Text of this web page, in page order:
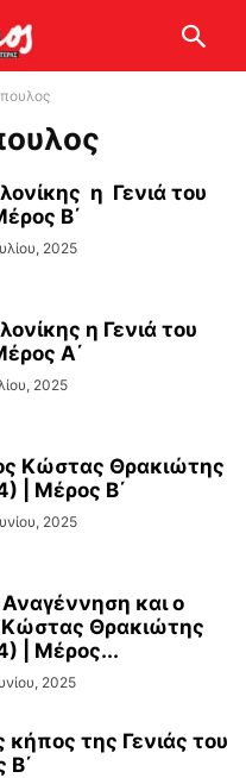
η Γενιά του
Β΄
2025
η Γενιά του
Α΄
2025
Κώστας Θρακιώτης
| Μέρος Β΄
2025
και o
Θρακιώτης
| Μέρος...
2025
κήπος της Γενιάς του
Β΄